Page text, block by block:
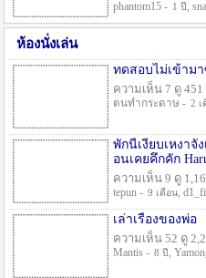
phantom15 - 1 ปี ,
ห้องนั่งเล่น
ทดสอบไม่เข้าม
ความเห็น 7 ดู 451
ตนทำกระดาษ - 2 เ
พักนี้เงียบเหงาจั
อนเคยคึ
ความเห็น 9 ดู
tepun - 9 เดือน,
เล่าเรื่องของพ่อ
ความเห็น 52 ดู
Mantis - 8 ปี ,